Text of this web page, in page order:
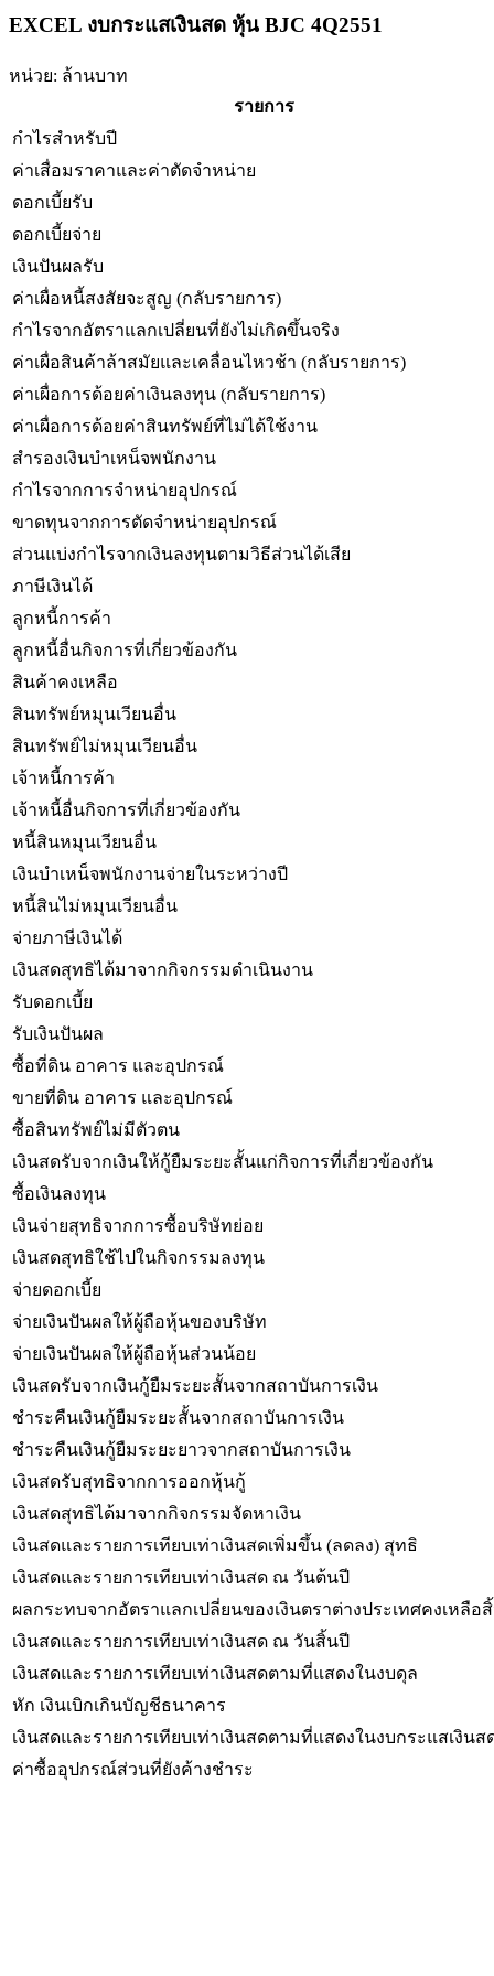
EXCEL งบกระแสเงินสด หุ้น BJC 4Q2551
หน่วย: ล้านบาท
รายการ
กำไรสำหรับปี
ค่าเสื่อมราคาและค่าตัดจำหน่าย
ดอกเบี้ยรับ
ดอกเบี้ยจ่าย
เงินปันผลรับ
ค่าเผื่อหนี้สงสัยจะสูญ (กลับรายการ)
กำไรจากอัตราแลกเปลี่ยนที่ยังไม่เกิดขึ้นจริง
ค่าเผื่อสินค้าล้าสมัยและเคลื่อนไหวช้า (กลับรายการ)
ค่าเผื่อการด้อยค่าเงินลงทุน (กลับรายการ)
ค่าเผื่อการด้อยค่าสินทรัพย์ที่ไม่ได้ใช้งาน
สำรองเงินบำเหน็จพนักงาน
กำไรจากการจำหน่ายอุปกรณ์
ขาดทุนจากการตัดจำหน่ายอุปกรณ์
ส่วนแบ่งกำไรจากเงินลงทุนตามวิธีส่วนได้เสีย
ภาษีเงินได้
ลูกหนี้การค้า
ลูกหนี้อื่นกิจการที่เกี่ยวข้องกัน
สินค้าคงเหลือ
สินทรัพย์หมุนเวียนอื่น
สินทรัพย์ไม่หมุนเวียนอื่น
เจ้าหนี้การค้า
เจ้าหนี้อื่นกิจการที่เกี่ยวข้องกัน
หนี้สินหมุนเวียนอื่น
เงินบำเหน็จพนักงานจ่ายในระหว่างปี
หนี้สินไม่หมุนเวียนอื่น
จ่ายภาษีเงินได้
เงินสดสุทธิได้มาจากกิจกรรมดำเนินงาน
รับดอกเบี้ย
รับเงินปันผล
ซื้อที่ดิน อาคาร และอุปกรณ์
ขายที่ดิน อาคาร และอุปกรณ์
ซื้อสินทรัพย์ไม่มีตัวตน
เงินสดรับจากเงินให้กู้ยืมระยะสั้นแก่กิจการที่เกี่ยวข้องกัน
ซื้อเงินลงทุน
เงินจ่ายสุทธิจากการซื้อบริษัทย่อย
เงินสดสุทธิใช้ไปในกิจกรรมลงทุน
จ่ายดอกเบี้ย
จ่ายเงินปันผลให้ผู้ถือหุ้นของบริษัท
จ่ายเงินปันผลให้ผู้ถือหุ้นส่วนน้อย
เงินสดรับจากเงินกู้ยืมระยะสั้นจากสถาบันการเงิน
ชำระคืนเงินกู้ยืมระยะสั้นจากสถาบันการเงิน
ชำระคืนเงินกู้ยืมระยะยาวจากสถาบันการเงิน
เงินสดรับสุทธิจากการออกหุ้นกู้
เงินสดสุทธิได้มาจากกิจกรรมจัดหาเงิน
เงินสดและรายการเทียบเท่าเงินสดเพิ่มขึ้น (ลดลง) สุทธิ
เงินสดและรายการเทียบเท่าเงินสด ณ วันต้นปี
ผลกระทบจากอัตราแลกเปลี่ยนของเงินตราต่างประเทศคงเหลือ
เงินสดและรายการเทียบเท่าเงินสด ณ วันสิ้นปี
เงินสดและรายการเทียบเท่าเงินสดตามที่แสดงในงบดุล
หัก เงินเบิกเกินบัญชีธนาคาร
เงินสดและรายการเทียบเท่าเงินสดตามที่แสดงในงบกระแสเงินส
ค่าซื้ออุปกรณ์ส่วนที่ยังค้างชำระ